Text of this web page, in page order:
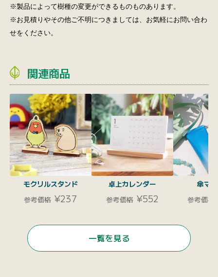
※製品によって樹種の変更ができるものものあります。
※お見積りやその他ご不明につきましては、お気軽にお問い合わ
せをください。
関連商品
モクリルスタンド
参考価格 ¥237
卓上カレンダー
参考価格 ¥552
傘マ
参考価格
一覧を見る